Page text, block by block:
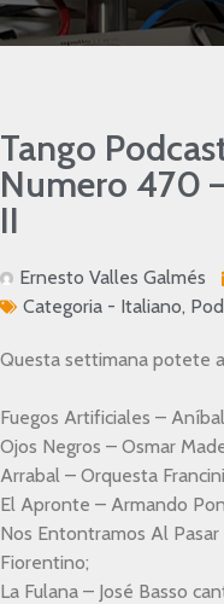
Tango
Numero 470
II
Ernesto Valles Galmés
Categoria - Italiano,
Questa settimana potete
Fuegos Artificiales –
Ojos Negros – Osmar
Arrabal – Orquesta
El Apronte – Armando
Nos Entontramos Al
Fiorentino;
La Fulana – José Basso